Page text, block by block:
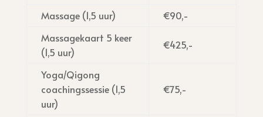
Massage (1,5 uur)
€90,-
Massagekaart 5 keer
(1,5 uur)
€425,-
Yoga/Qigong
coachingssessie (1,5
uur)
€75,-